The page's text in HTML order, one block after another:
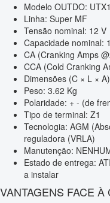
Modelo OUTDO:
Linha: Super MF
Tensão nominal: 12 V
Capacidade nominal:
CA (Cranking Amps
CCA (Cold Cranking
Dimensões (C × L ×
Peso: 3.62 Kg
Polaridade: + - (de
Tipo de terminal: Z1
Tecnologia: AGM
reguladora (VRLA)
Manutenção:
Estado de entrega:
a instalar
VANTAGENS FACE